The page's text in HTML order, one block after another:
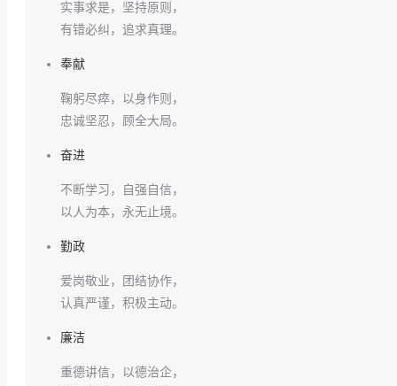
实事求是，坚持原则，
有错必纠，追求真理。
奉献
鞠躬尽瘁，以身作则，
忠诚坚忍，顾全大局。
奋进
不断学习，自强自信，
以人为本，永无止境。
勤政
爱岗敬业，团结协作，
认真严谨，积极主动。
廉洁
重德讲信，以德治企，